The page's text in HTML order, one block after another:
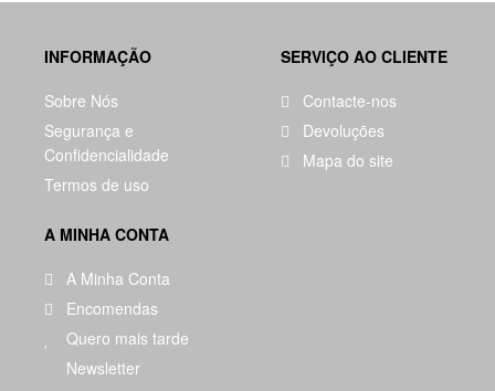
INFORMAÇÃO
Sobre Nós
Segurança e
Confidencialidade
Termos de uso
SERVIÇO AO CLIENTE
Contacte-nos
Devoluções
Mapa do site
A MINHA CONTA
A Minha Conta
Encomendas
Quero mais tarde
Newsletter